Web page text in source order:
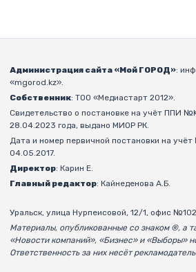
Администрация сайта «Мой ГОРОД»:
«mgorod.kz».
Собственник: ТОО «Медиастарт 2012».
Свидетельство о постановке на учёт ППИ
28.04.2023 года, выдано МИОР РК.
Дата и номер первичной постановки на
04.05.2017.
Директор: Карин Е.
Главный редактор: Кайнеденова А.Б.
Уральск, улица Нурпеисовой, 12/1, офис №102.
Материалы, опубликованные со знаком ®, а
«Новости компаний», «Бизнес» и «Выборы»
Ответственность за них несёт